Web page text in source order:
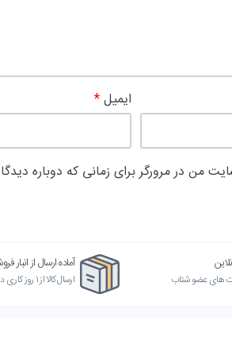
ایمیل*
من در مرورگر برای زمانی که دوباره
های عضو شتاب
آماده ارسال از انبار
ارسال کالا از ۱ روز کاری دیگر